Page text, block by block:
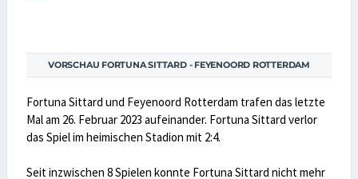
VORSCHAU FORTUNA SITTARD - FEYENOORD ROTTERDAM
Fortuna Sittard und Feyenoord Rotterdam trafen das letzte
Mal am 26. Februar 2023 aufeinander. Fortuna Sittard verlor
das Spiel im heimischen Stadion mit 2:4.
Seit inzwischen 8 Spielen konnte Fortuna Sittard nicht mehr